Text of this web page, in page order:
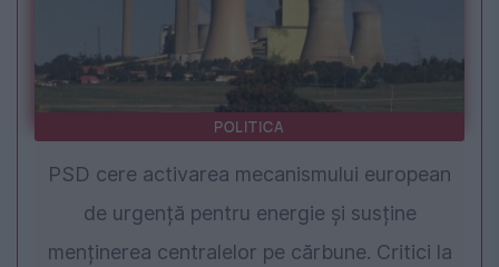
POLITICA
PSD cere activarea mecanismului european
de urgență pentru energie și susține
menținerea centralelor pe cărbune. Critici la